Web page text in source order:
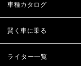
車種カタログ
賢く車に乗る
ライター一覧